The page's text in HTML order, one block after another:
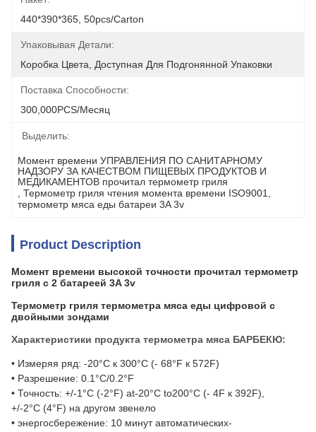
440*390*365, 50pcs/carton
Упаковывая Детали:
Коробка Цвета, Доступная Для Подгонянной Упаковки
Поставка Способности:
300,000PCS/месяц
Выделить:
Момент времени УПРАВЛЕНИЯ ПО САНИТАРНОМУ
НАДЗОРУ ЗА КАЧЕСТВОМ ПИЩЕВЫХ ПРОДУКТОВ И
МЕДИКАМЕНТОВ прочитал термометр гриля
Термометр гриля чтения момента времени ISO9001
термометр мяса еды батареи 3A 3v
Product Description
Момент времени высокой точности прочитал термометр
гриля с 2 батареей 3A 3v
Термометр гриля термометра мяса еды цифровой с
двойными зондами
Характеристики продукта термометра мяса БАРБЕКЮ:
• Измеряя ряд: -20°C к 300°C (- 68°F к 572F)
• Разрешение: 0.1°C/0.2°F
• Точность: +/-1°C (-2°F) at-20°C to200°C (- 4F к 392F),
+/-2°C (4°F) на другом звенело
• энергосбережение: 10 минут автоматических-